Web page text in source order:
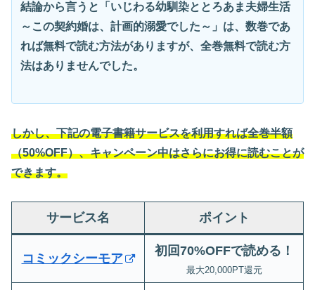
結論から言うと「いじわる幼馴染ととろあま夫婦生活
～この契約婚は、計画的溺愛でした～」は、数巻であ
れば無料で読む方法がありますが、全巻無料で読む方
法はありませんでした。
しかし、下記の電子書籍サービスを利用すれば全巻半額
（50%OFF）、キャンペーン中はさらにお得に読むことが
できます。
サービス名 ポイント
コミックシーモア
初回70%OFFで読める！
最大20,000PT還元